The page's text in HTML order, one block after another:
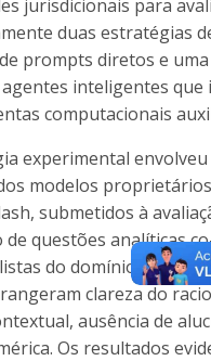
jurisdicionais para
duas estratégias
prompts diretos e
agentes inteligentes que
computacionais
experimental
modelos
submetidos à
questões analíticas
do domínio jurídico.
clareza do
ausência de
Os resultados